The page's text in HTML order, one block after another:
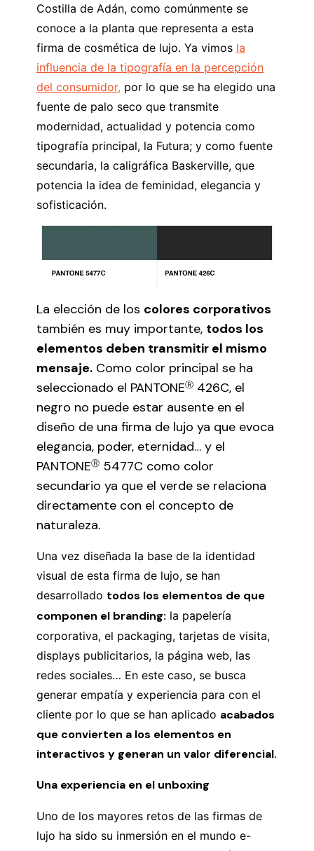
Costilla de Adán, como comúnmente se
conoce a la planta que representa a esta
firma de cosmética de lujo. Ya vimos la
influencia de la tipografía en la percepción
del consumidor, por lo que se ha elegido una
fuente de palo seco que transmite
modernidad, actualidad y potencia como
tipografía principal, la Futura; y como fuente
secundaria, la caligráfica Baskerville, que
potencia la idea de feminidad, elegancia y
sofisticación.
La elección de los colores corporativos
también es muy importante, todos los
elementos deben transmitir el mismo
mensaje. Como color principal se ha
seleccionado el PANTONEⓇ 426C, el
negro no puede estar ausente en el
diseño de una firma de lujo ya que evoca
elegancia, poder, eternidad… y el
PANTONEⓇ 5477C como color
secundario ya que el verde se relaciona
directamente con el concepto de
naturaleza.
Una vez diseñada la base de la identidad
visual de esta firma de lujo, se han
desarrollado todos los elementos de que
componen el branding: la papelería
corporativa, el packaging, tarjetas de visita,
displays publicitarios, la página web, las
redes sociales… En este caso, se busca
generar empatía y experiencia para con el
cliente por lo que se han aplicado acabados
que convierten a los elementos en
interactivos y generan un valor diferencial.
Una experiencia en el unboxing
Uno de los mayores retos de las firmas de
lujo ha sido su inmersión en el mundo e-